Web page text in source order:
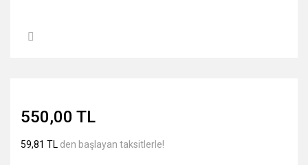
550,00 TL
59,81 TL den başlayan taksitlerle!